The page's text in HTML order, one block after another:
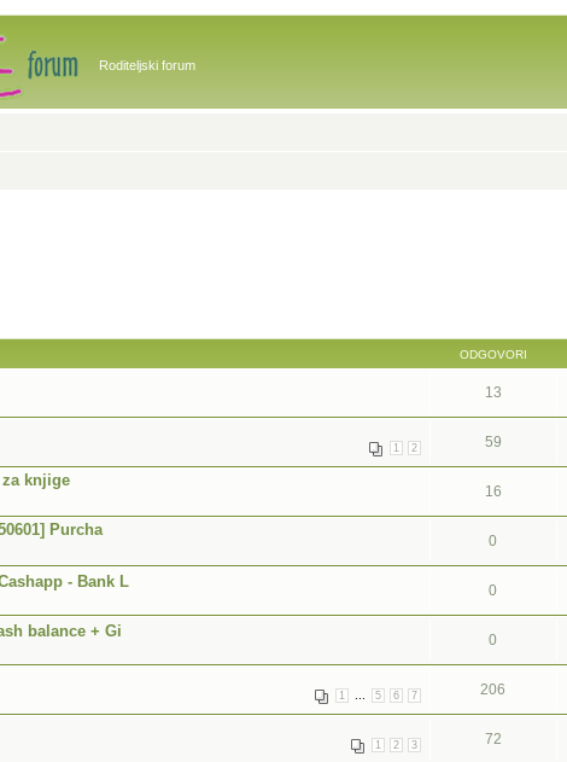
Roditeljski forum
ODGOVORI
13
1 2 59
knjige
16
Purcha
0
- Bank L 0
balance + Gi 0
1 5 6 7 206
1 2 3 72